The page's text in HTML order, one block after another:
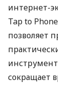
интернет-
Tap to
позволяет
сокращает